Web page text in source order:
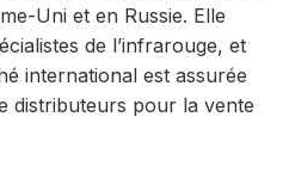
Uni et en Russie. Elle
de l’infrarouge, et
international est assurée
distributeurs pour la vente